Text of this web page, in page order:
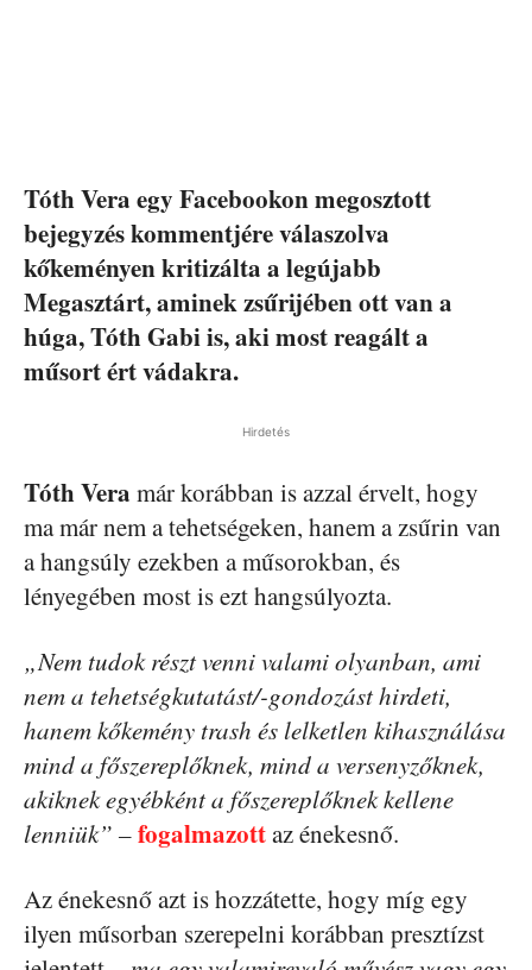
Tóth Vera egy Facebookon megosztott
bejegyzés kommentjére válaszolva
kőkeményen kritizálta a legújabb
Megasztárt, aminek zsűrijében ott van a
húga, Tóth Gabi is, aki most reagált a
műsort ért vádakra.
Hirdetés
Tóth Vera már korábban is azzal érvelt, hogy
ma már nem a tehetségeken, hanem a zsűrin van
a hangsúly ezekben a műsorokban, és
lényegében most is ezt hangsúlyozta.
„Nem tudok részt venni valami olyanban, ami
nem a tehetségkutatást/-gondozást hirdeti,
hanem kőkemény trash és lelketlen kihasználása
mind a főszereplőknek, mind a versenyzőknek,
akiknek egyébként a főszereplőknek kellene
lenniük” –fogalmazottaz énekesnő.
Az énekesnő azt is hozzátette, hogy míg egy
ilyen műsorban szerepelni korábban presztízst